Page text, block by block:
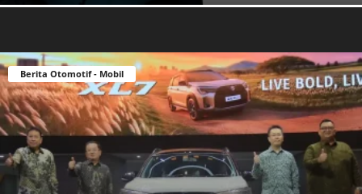
Berita Otomotif - Mobil